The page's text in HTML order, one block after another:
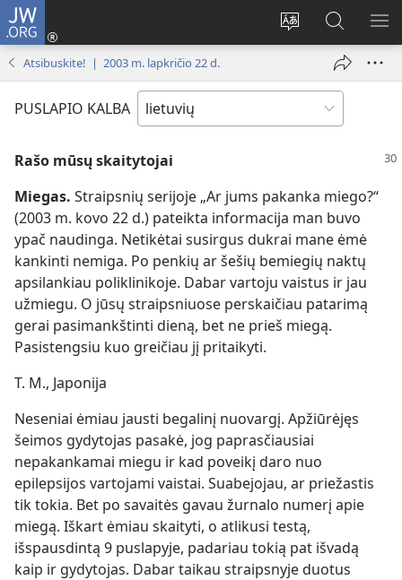
JW.ORG
Pakeisti
svetainės
Prisijungti
(atsiveria Paieška
svetainėje
JW.ORG
Atsibuskite! | 2003 m. lapkričio 22 d.
PUSLAPIO KALBA
Rašo mūsų skaitytojai
Miegas. Straipsnių serijoje „Ar jums pakanka miego?“
(2003 m. kovo 22 d.) pateikta informacija man buvo
ypač naudinga. Netikėtai susirgus dukrai mane ėmė
kankinti nemiga. Po penkių ar šešių bemiegių naktų
apsilankiau poliklinikoje. Dabar vartoju vaistus ir jau
užmiegu. O jūsų straipsniuose perskaičiau patarimą
gerai pasimankštinti dieną, bet ne prieš miegą.
Pasistengsiu kuo greičiau jį pritaikyti.
T. M., Japonija
Neseniai ėmiau jausti begalinį nuovargį. Apžiūrėjęs
šeimos gydytojas pasakė, jog paprasčiausiai
nepakankamai miegu ir kad poveikį daro nuo
epilepsijos vartojami vaistai. Suabejojau, ar priežastis
tik tokia. Bet po savaitės gavau žurnalo numerį apie
miegą. Iškart ėmiau skaityti, o atlikusi testą,
išspausdintą 9 puslapyje, padariau tokią pat išvadą
kaip ir gydytojas. Dabar taikau straipsnyje duotus